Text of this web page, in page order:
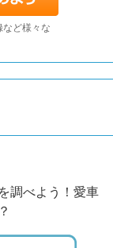
など様々な
調べよう！愛車